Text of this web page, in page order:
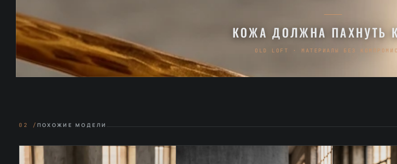
КОЖА ДОЛЖНА ПАХНУТЬ
OLD LOFT · МАТЕРИАЛЫ БЕЗ
02 /ПОХОЖИЕ МОДЕЛИ